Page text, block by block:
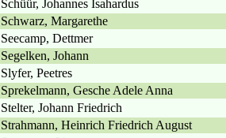
Schüür, Johannes Isahardus
Schwarz, Margarethe
Seecamp, Dettmer
Segelken, Johann
Slyfer, Peetres
Sprekelmann, Gesche Adele Anna
Stelter, Johann Friedrich
Strahmann, Heinrich Friedrich August